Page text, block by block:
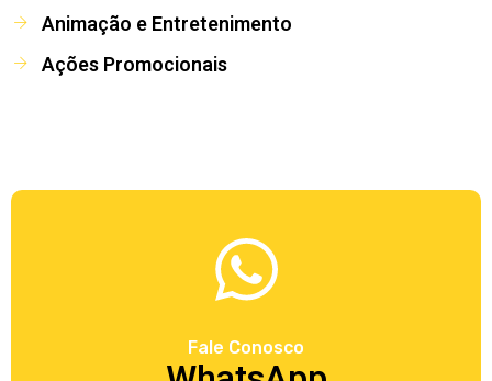
Animação e Entretenimento
Ações Promocionais
Fale Conosco